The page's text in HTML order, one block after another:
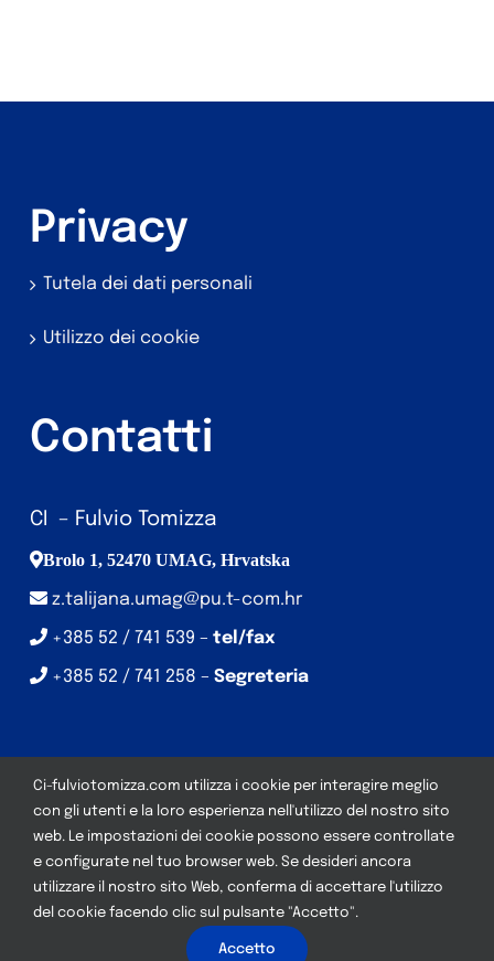
Privacy
Tutela dei dati personali
Utilizzo dei cookie
Contatti
CI – Fulvio Tomizza
Brolo 1, 52470 UMAG, Hrvatska
z.talijana.umag@pu.t-com.hr
+385 52 / 741 539 – tel/fax
+385 52 / 741 258 – Segreteria
© Copyright CI – Fulvio Tomizza | Development:Studio
Web Art| Tutti i diritti riservati
Ci-fulviotomizza.com utilizza i cookie per interagire meglio
con gli utenti e la loro esperienza nell'utilizzo del nostro sito
web. Le impostazioni dei cookie possono essere controllate
e configurate nel tuo browser web. Se desideri ancora
utilizzare il nostro sito Web, conferma di accettare l'utilizzo
del cookie facendo clic sul pulsante "Accetto".
Accetto